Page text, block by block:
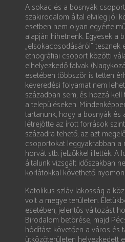
A sokac és a bosnyák
szakirodalom által elvileg jól
esetben nem olyan
alapján hihetnénk. Egyesek a
„elsokacosodásáról” tesznek
etnográfiai csoport közötti
elhelyezkedő falvak
esetében többször is tetten
keveredési folyamat nem
században sem, és hozzá
a településeken.
tartanunk, hogy a bosnyák és
létrejötte az írott források
századra tehető, az azt
csoportokat leggyakrabban a
horvát stb. jelzőkkel illették. A
általunk vizsgált időszakban
korlátokkal követhető nyomon.
Katolikus szláv lakosság a
volt a megye területén.
esetében, jelentős változást
Birodalom betörése, majd
hódítást követően a város és